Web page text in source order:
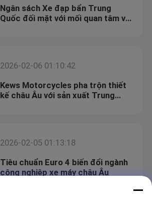
Ngân sách Xe đạp bẩn Trung
Quốc đối mặt với mối quan tâm về
2026-02-06 01:10:42
Kews Motorcycles pha trộn thiết
kế châu Âu với sản xuất Trung
2026-02-05 01:13:18
Tiêu chuẩn Euro 4 biến đổi ngành
công nghiệp xe máy châu Âu